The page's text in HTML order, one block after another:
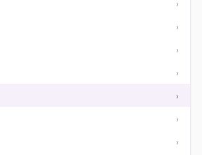
›
›
›
›
›
›
›